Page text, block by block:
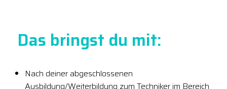
Das bringst du mit:
Nach deiner abgeschlossenen
Ausbildung/Weiterbildung zum Techniker im Bereich